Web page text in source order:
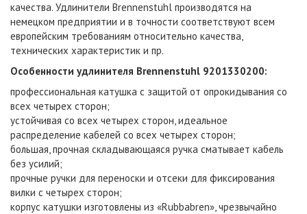
качества. Удлинители Brennenstuhl производятся на
немецком предприятии и в точности соответствуют всем
европейским требованиям относительно качества,
технических характеристик и пр.
Особенности удлинителя Brennenstuhl 9201330200:
профессиональная катушка с защитой от опрокидывания со
всех четырех сторон;
устойчивая со всех четырех сторон, идеальное
распределение кабелей со всех четырех сторон;
большая, прочная складывающаяся ручка сматывает кабель
без усилий;
прочные ручки для переноски и отсеки для фиксирования
вилки с четырех сторон;
корпус катушки изготовлены из «Rubbabren», чрезвычайно